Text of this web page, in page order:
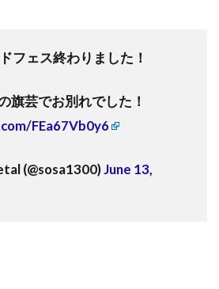
フェス終わりました！
旗芸でお別れでした！
FEa67Vb0y6
(@sosa1300)June 13,